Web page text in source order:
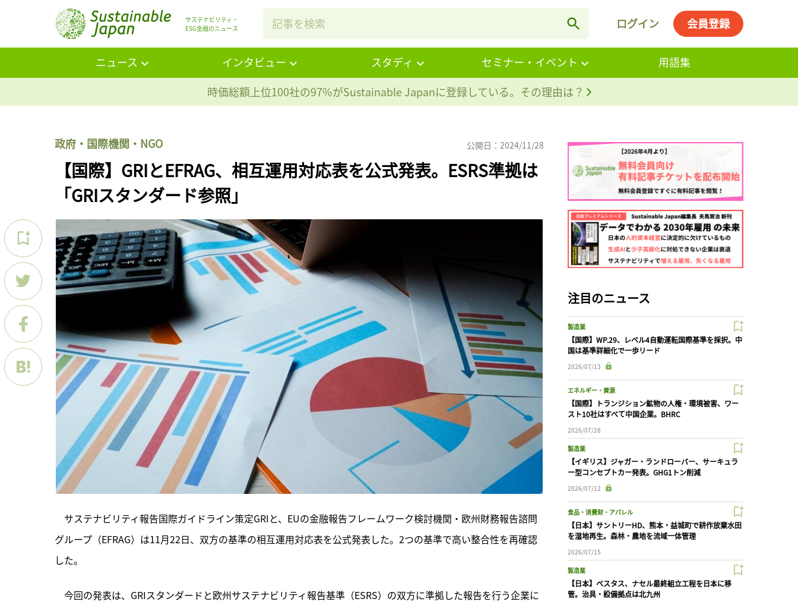
サステナビリティ・
ESG金融のニュース
ログイン 会員登録
ニュース インタビュー スタディ セミナー・イベント
用語集
時価総額上位100社の97%がSustainable Japanに登録している。その理由は？
政府・国際機関・NGO 公開日：2024/11/28
【国際】GRIとEFRAG、相互運用対応表を公式発表。ESRS準拠は
「GRIスタンダード参照」
サステナビリティ報告国際ガイドライン策定GRIと、EUの金融報告フレームワーク検討機関・欧州財務報告諮問
グループ（EFRAG）は11月22日、双方の基準の相互運用対応表を公式発表した。2つの基準で高い整合性を再確認
した。
今回の発表は、 GRIスタンダードと欧州サステナビリティ報告基準（ESRS）の双方に準拠した報告を行う企業に
注目のニュース
製造業
【国際】WP.29、レベル4自動運転国際基準を採択。中
国は基準詳細化で一歩リード
2026/07/13
エネルギー・資源
【国際】トランジション鉱物の人権・環境被害、ワー
スト10社はすべて中国企業。BHRC
2026/07/28
製造業
【イギリス】ジャガー・ランドローバー、サーキュラ
ー型コンセプトカー発表。GHG1トン削減
2026/07/12
食品・消費財・アパレル
【日本】サントリーHD、熊本・益城町で耕作放棄水田
を湿地再生。森林・農地を流域一体管理
2026/07/15
製造業
【日本】ベスタス、ナセル最終組立工程を日本に移
管。治具・設備拠点は北九州